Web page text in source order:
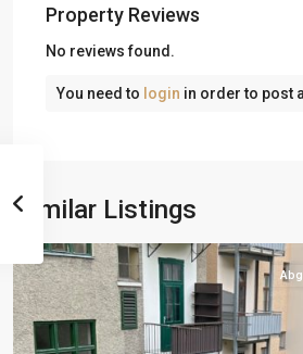
Property Reviews
No reviews found.
You need to login in order to post
Similar Listings